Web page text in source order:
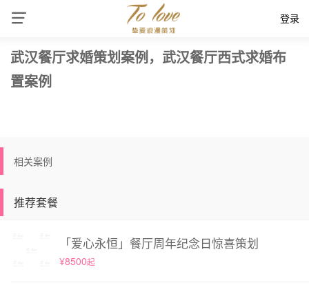
登录
武汉餐厅求婚策划案例，武汉餐厅西式求婚布
置案例
相关案例
推荐套餐
「爱心永恒」餐厅周年纪念日惊喜策划
¥8500起